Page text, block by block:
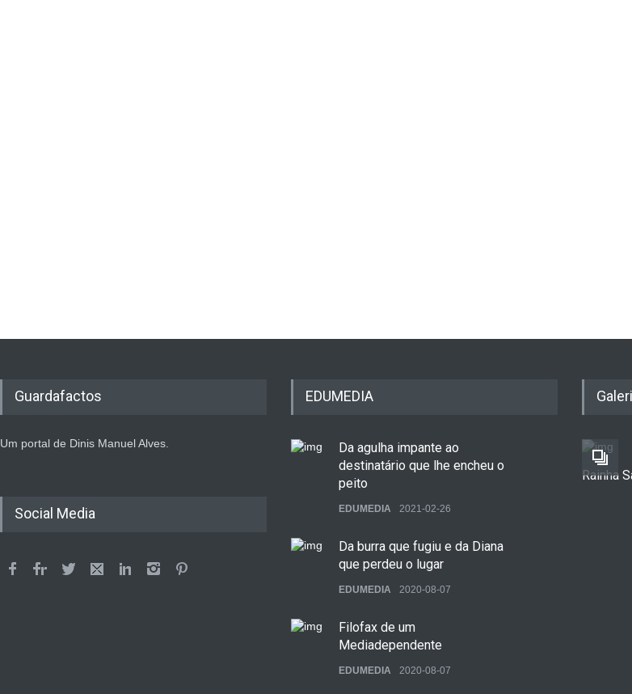
Guardafactos
Um portal de Dinis Manuel Alves.
Social Media
EDUMEDIA
Da agulha impante ao
destinatário que lhe encheu o
peito
EDUMEDIA 2021-02-26
Da burra que fugiu e da Diana
que perdeu o lugar
EDUMEDIA 2020-08-07
Filofax de um
Mediadependente
EDUMEDIA 2020-08-07
Rainha